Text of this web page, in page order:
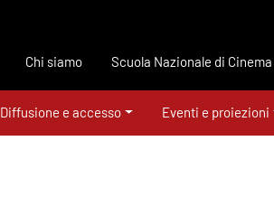
Chi siamo Scuola Nazionale di Cinema
Diffusione e accesso Eventi e proiezioni